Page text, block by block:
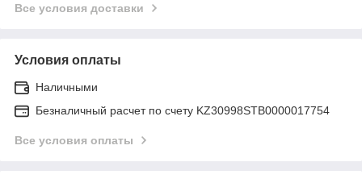
Все условия доставки
Условия оплаты
Наличными
Безналичный расчет по счету KZ30998STB0000017754
Все условия оплаты